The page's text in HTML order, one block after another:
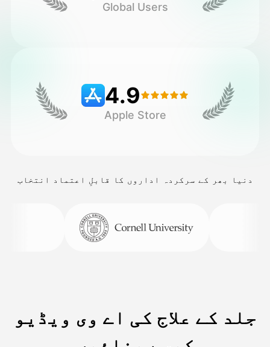
Global Users
4.9
Apple Store
دنیا بھر کے سرکردہ اداروں کا قابلِ اعتماد انتخاب
جلد کے علاج کی اے وی ویڈیو